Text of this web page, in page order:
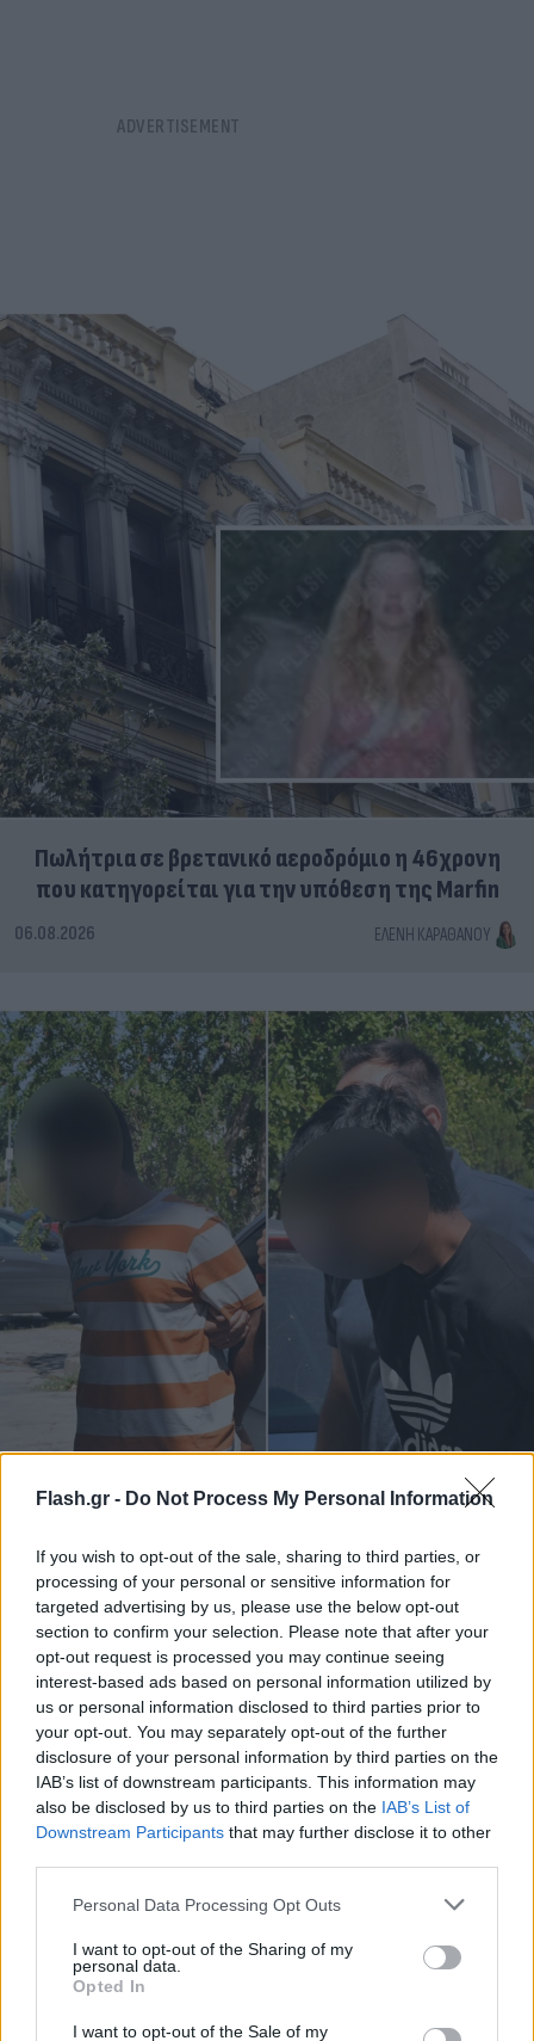
Flash.gr - Do Not Process My Personal Information
If you wish to opt-out of the sale, sharing to third parties, or
processing of your personal or sensitive information for
targeted advertising by us, please use the below opt-out
section to confirm your selection. Please note that after your
opt-out request is processed you may continue seeing
interest-based ads based on personal information utilized by
us or personal information disclosed to third parties prior to
your opt-out. You may separately opt-out of the further
disclosure of your personal information by third parties on the
IAB’s list of downstream participants. This information may
also be disclosed by us to third parties on the IAB’s List of
Downstream Participants that may further disclose it to other
Please note that this website/app uses one or more Google
not limited to your visit or usage behaviour. You may click to
grant or deny consent to Google and its third-party tags to
use your data for below specified purposes in below Google
consent section.
Personal Data Processing Opt Outs
I want to opt-out of the Sharing of my
personal data.
Opted In
I want to opt-out of the Sale of my
Πωλήτρια σε βρετανικό αεροδρόμιο η 46χρονη
που κατηγορείται για την υπόθεση της Marfin
06.08.2026 ΕΛΈΝΗ ΚΑΡΑΘΆΝΟΥ
Ναύπλιο: Προφυλακιστέοι οι δύο Ινδοί για τη
δολοφονία του ψυχολόγου
06.08.2026